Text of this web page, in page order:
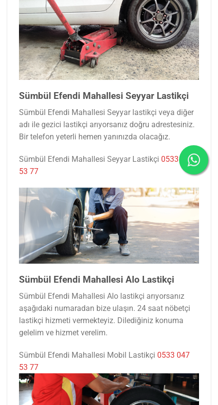
Sümbül Efendi Mahallesi Seyyar Lastikçi
Sümbül Efendi Mahallesi Seyyar lastikçi veya diğer
adı ile gezici lastikçi arıyorsanız doğru adrestesiniz.
Bir telefon yeterli hemen yanınızda olacağız.
Sümbül Efendi Mahallesi Seyyar Lastikçi 0533 047
53 77
Sümbül Efendi Mahallesi Alo Lastikçi
Sümbül Efendi Mahallesi Alo lastikçi arıyorsanız
aşağıdaki numaradan bize ulaşın. 24 saat nöbetçi
lastikçi hizmeti vermekteyiz. Dilediğiniz konuma
gelelim ve hizmet verelim.
Sümbül Efendi Mahallesi Mobil Lastikçi 0533 047
53 77